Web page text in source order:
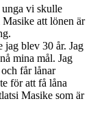
vi skulle
att lönen är
jag blev 30 år. Jag
mina mål. Jag
får lånar
för att få låna
Masike som är